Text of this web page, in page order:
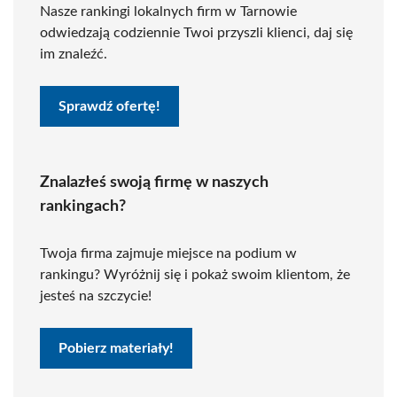
Nasze rankingi lokalnych firm w Tarnowie
odwiedzają codziennie Twoi przyszli klienci, daj się
im znaleźć.
Sprawdź ofertę!
Znalazłeś swoją firmę w naszych
rankingach?
Twoja firma zajmuje miejsce na podium w
rankingu? Wyróżnij się i pokaż swoim klientom, że
jesteś na szczycie!
Pobierz materiały!